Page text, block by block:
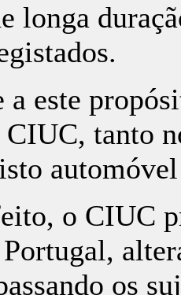
longa
a este
tanto
o CIUC
os